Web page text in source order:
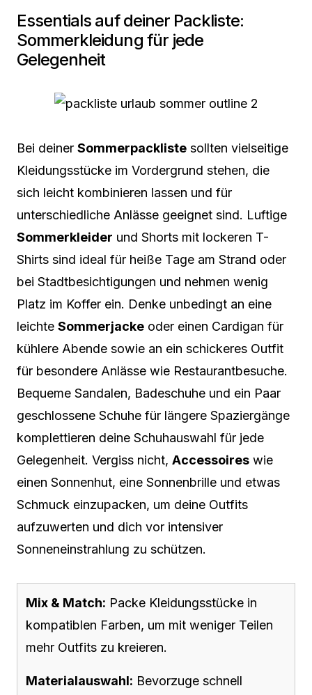
Essentials auf deiner Packliste:
Sommerkleidung für jede
Gelegenheit
Bei deiner Sommerpackliste sollten vielseitige
Kleidungsstücke im Vordergrund stehen, die
sich leicht kombinieren lassen und für
unterschiedliche Anlässe geeignet sind. Luftige
Sommerkleider und Shorts mit lockeren T-
Shirts sind ideal für heiße Tage am Strand oder
bei Stadtbesichtigungen und nehmen wenig
Platz im Koffer ein. Denke unbedingt an eine
leichte Sommerjacke oder einen Cardigan für
kühlere Abende sowie an ein schickeres Outfit
für besondere Anlässe wie Restaurantbesuche.
Bequeme Sandalen, Badeschuhe und ein Paar
geschlossene Schuhe für längere Spaziergänge
komplettieren deine Schuhauswahl für jede
Gelegenheit. Vergiss nicht, Accessoires wie
einen Sonnenhut, eine Sonnenbrille und etwas
Schmuck einzupacken, um deine Outfits
aufzuwerten und dich vor intensiver
Sonneneinstrahlung zu schützen.
Mix & Match: Packe Kleidungsstücke in
kompatiblen Farben, um mit weniger Teilen
mehr Outfits zu kreieren.
Materialauswahl: Bevorzuge schnell